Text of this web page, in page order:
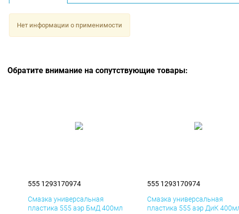
Нет информации о применимости
Обратите внимание на сопутствующие товары:
555 1293170974
Смазка универсальная
пластика 555 аэр БмД 400мл
555 1293170974
Смазка универсальная
пластика 555 аэр ДиК